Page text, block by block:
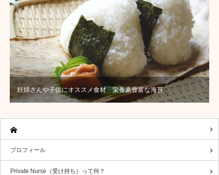
妊婦さんや子供にオススメ食材 栄養素豊富な海苔
プロフィール
Private Nurse（受け持ち）って何？